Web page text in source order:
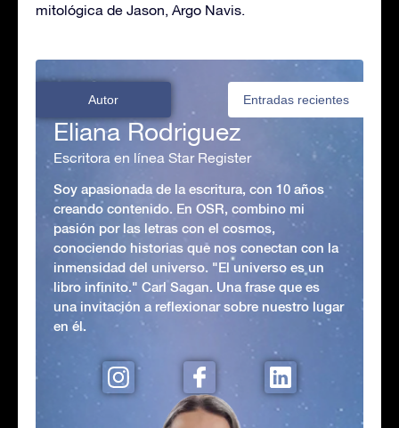
mitológica de Jason, Argo Navis.
Autor Entradas recientes
Eliana Rodriguez
Escritora en línea Star Register
Soy apasionada de la escritura, con 10 años
creando contenido. En OSR, combino mi
pasión por las letras con el cosmos,
conociendo historias que nos conectan con la
inmensidad del universo. "El universo es un
libro infinito." Carl Sagan. Una frase que es
una invitación a reflexionar sobre nuestro lugar
en él.